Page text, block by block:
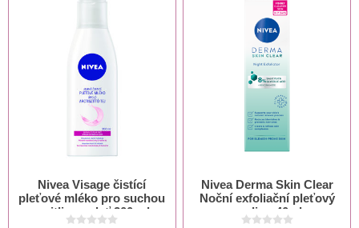
Nivea Visage čistící
pleťové mléko pro suchou
a citlivou pleť 200 ml
Nivea Derma Skin Clear
Noční exfoliační pleťový
peeling 40ml